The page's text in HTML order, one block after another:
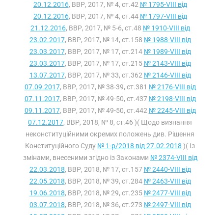
20.12.2016, ВВР, 2017, № 4, ст.42 № 1795-VIII від
20.12.2016, ВВР, 2017, № 4, ст.44 № 1797-VIII від
21.12.2016, ВВР, 2017, № 5-6, ст.48 № 1910-VIII від
23.02.2017, ВВР, 2017, № 14, ст.158 № 1988-VIII від
23.03.2017, ВВР, 2017, № 17, ст.214 № 1989-VIII від
23.03.2017, ВВР, 2017, № 17, ст.215 № 2143-VIII від
13.07.2017, ВВР, 2017, № 33, ст.362 № 2146-VIII від
07.09.2017, ВВР, 2017, № 38-39, ст.381 № 2176-VIII від
07.11.2017, ВВР, 2017, № 49-50, ст.437 № 2198-VIII від
09.11.2017, ВВР, 2017, № 49-50, ст.442 № 2245-VIII від
07.12.2017, ВВР, 2018, № 8, ст.46 )( Щодо визнання
неконституційними окремих положень див. Рішення
Конституційного Суду № 1-р/2018 від 27.02.2018 )( Із
змінами, внесеними згідно із Законами № 2374-VIII від
22.03.2018, ВВР, 2018, № 17, ст.157 № 2440-VIII від
22.05.2018, ВВР, 2018, № 39, ст.284 № 2463-VIII від
19.06.2018, ВВР, 2018, № 29, ст.235 № 2477-VIII від
03.07.2018, ВВР, 2018, № 36, ст.273 № 2497-VIII від